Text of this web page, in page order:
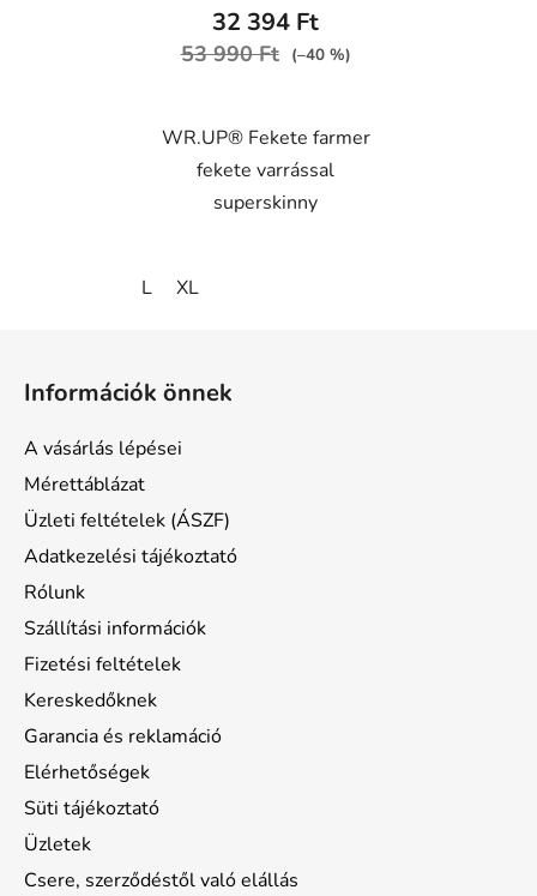
32 394 Ft
53 990 Ft (–40 %)
WR.UP® Fekete farmer
fekete varrással
superskinny
L XL
Információk önnek
A vásárlás lépései
Mérettáblázat
Üzleti feltételek (ÁSZF)
Adatkezelési tájékoztató
Rólunk
Szállítási információk
Fizetési feltételek
Kereskedőknek
Garancia és reklamáció
Elérhetőségek
Süti tájékoztató
Üzletek
Csere, szerződéstől való elállás